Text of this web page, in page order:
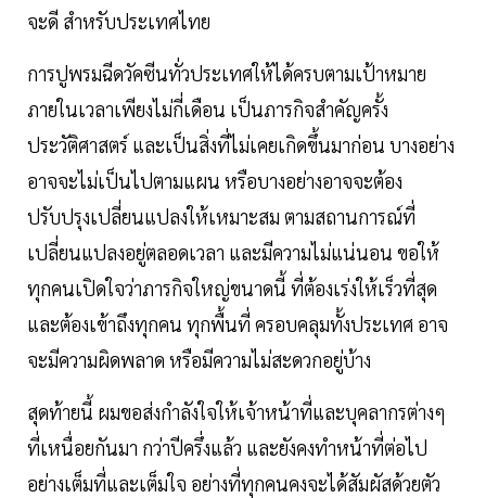
จะดี สำหรับประเทศไทย
การปูพรมฉีดวัคซีนทั่วประเทศให้ได้ครบตามเป้าหมาย
ภายในเวลาเพียงไม่กี่เดือน เป็นภารกิจสำคัญครั้ง
ประวัติศาสตร์ และเป็นสิ่งที่ไม่เคยเกิดขึ้นมาก่อน บางอย่าง
อาจจะไม่เป็นไปตามแผน หรือบางอย่างอาจจะต้อง
ปรับปรุงเปลี่ยนแปลงให้เหมาะสม ตามสถานการณ์ที่
เปลี่ยนแปลงอยู่ตลอดเวลา และมีความไม่แน่นอน ขอให้
ทุกคนเปิดใจว่าภารกิจใหญ่ขนาดนี้ ที่ต้องเร่งให้เร็วที่สุด
และต้องเข้าถึงทุกคน ทุกพื้นที่ ครอบคลุมทั้งประเทศ อาจ
จะมีความผิดพลาด หรือมีความไม่สะดวกอยู่บ้าง
สุดท้ายนี้ ผมขอส่งกำลังใจให้เจ้าหน้าที่และบุคลากรต่างๆ
ที่เหนื่อยกันมา กว่าปีครึ่งแล้ว และยังคงทำหน้าที่ต่อไป
อย่างเต็มที่และเต็มใจ อย่างที่ทุกคนคงจะได้สัมผัสด้วยตัว